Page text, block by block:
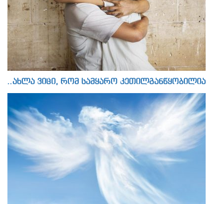
..ახლა ვიცი, რომ სამყარო კეთილგანწყობილია